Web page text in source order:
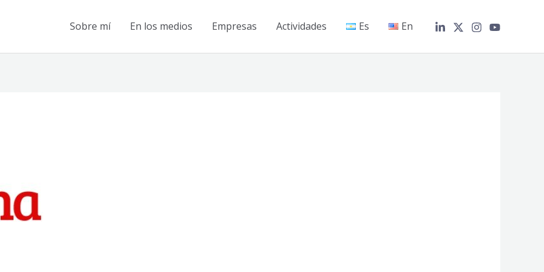
Sobre mí En los medios Empresas Actividades Es En